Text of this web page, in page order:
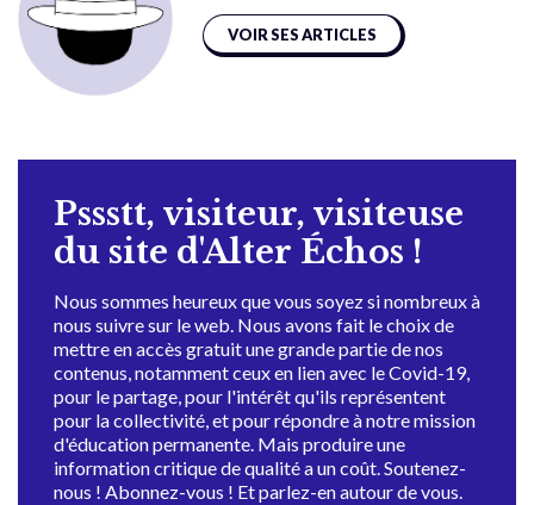
VOIR SES ARTICLES
Pssstt, visiteur, visiteuse
du site d'Alter Échos !
Nous sommes heureux que vous soyez si nombreux à
nous suivre sur le web. Nous avons fait le choix de
mettre en accès gratuit une grande partie de nos
contenus, notamment ceux en lien avec le Covid-19,
pour le partage, pour l'intérêt qu'ils représentent
pour la collectivité, et pour répondre à notre mission
d'éducation permanente. Mais produire une
information critique de qualité a un coût. Soutenez-
nous ! Abonnez-vous ! Et parlez-en autour de vous.